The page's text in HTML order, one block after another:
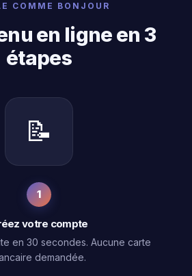
COMME BONJOUR
en ligne en 3
étapes
📝
1
votre compte
en 30 secondes. Aucune carte
demandée.